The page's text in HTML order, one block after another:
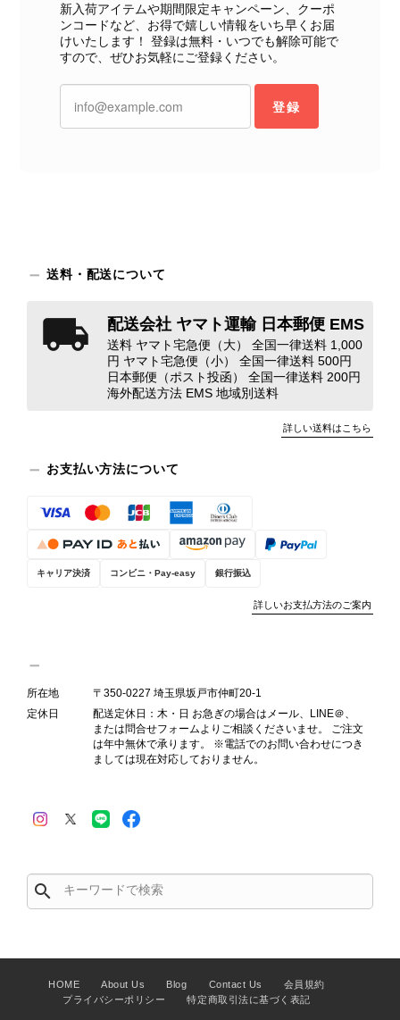
2026/08/01
外装内装ともにAランクの商品を購入しました。 しかし、実際に
届いた商品は、写真には写っていない内側の蛇腹部分と全面ポケ
きはたまたまだと思っていましたが、今回も掲載内容だけでは判
ではなかったため、ショックも大きかったです。 私は今後こちら
で購入することはないですが、同じような思いをする購入者が出
ないよう、商品の状態をより正確に記載し、見えない部分も含め
て写真や説明で分かるよう改善していただきたいです。
この度は、楽しみにお待ちいただいた
念な思いをおかけしましたこと、心よ
なった際のお気持ちを思うと、大変心
につきましては、当店よりご連絡のう
え、返品・返金を含め、責任をもって
装と内装をそれぞれ確認し、個別にラ
れやダメージは、写真や商品説明に反
映しております。 ご不快な思いをさ
れた中で、率直なご意見をお寄せいた
だきましたことに感謝申し上げます。
今回のご指摘を重く受け止め、まずは
し、全スタッフで共有してまいりま
新入荷アイテムや期間限定キャンペーン、クーポ
ンコードなど、お得で嬉しい情報をいち早くお届
けいたします！ 登録は無料・いつでも解除可能で
すので、ぜひお気軽にご登録ください。
登録
送料・配送について
配送会社 ヤマト運輸 日本郵便 EMS
送料 ヤマト宅急便（大） 全国一律送料 1,000
円 ヤマト宅急便（小） 全国一律送料 500円
日本郵便（ポスト投函） 全国一律送料 200円
海外配送方法 EMS 地域別送料
詳しい送料はこちら
お支払い方法について
キャリア決済 コンビニ・Pay-easy 銀行振込
詳しいお支払方法のご案内
所在地
〒350-0227 埼玉県坂戸市仲町20-1
定休日
配送定休日：木・日 お急ぎの場合はメール、LINE＠、
または問合せフォームよりご相談くださいませ。 ご注文
は年中無休で承ります。 ※電話でのお問い合わせにつき
ましては現在対応しておりません。
search
HOME About Us Blog Contact Us
会員規約
プライバシーポリシー
特定商取引法に基づく表記